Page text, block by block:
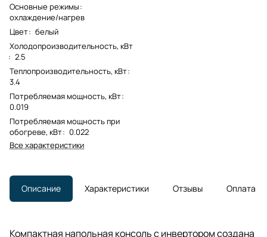
Основные режимы:
охлаждение/нагрев
Цвет: белый
Холодопроизводительность, кВт
: 2.5
Теплопроизводительность, кВт:
3.4
Потребляемая мощность, кВт:
0.019
Потребляемая мощность при
обогреве, кВт: 0.022
Все характеристики
Описание Характеристики Отзывы Оплата
Компактная напольная консоль с инвертором создана